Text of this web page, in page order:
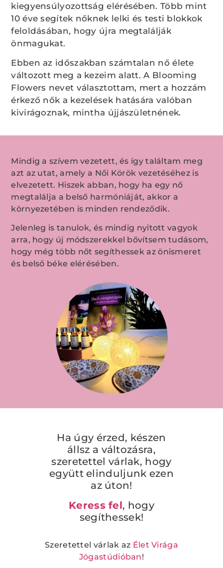
kiegyensúlyozottság elérésében. Több mint
10 éve segítek nőknek lelki és testi blokkok
feloldásában, hogy újra megtalálják
önmagukat.
Ebben az időszakban számtalan nő élete
változott meg a kezeim alatt. A Blooming
Flowers nevet választottam, mert a hozzám
érkező nők a kezelések hatására valóban
kivirágoznak, mintha újjászületnének.
Mindig a szívem vezetett, és így találtam meg
azt az utat, amely a Női Körök vezetéséhez is
elvezetett. Hiszek abban, hogy ha egy nő
megtalálja a belső harmóniáját, akkor a
környezetében is minden rendeződik.
Jelenleg is tanulok, és mindig nyitott vagyok
arra, hogy új módszerekkel bővítsem tudásom,
hogy még több nőt segíthessek az önismeret
és belső béke elérésében.
Ha úgy érzed, készen
állsz a változásra,
szeretettel várlak, hogy
együtt elinduljunk ezen
az úton!
Keress fel, hogy
segíthessek!
Szeretettel várlak az Élet Virága
Jógastúdióban!